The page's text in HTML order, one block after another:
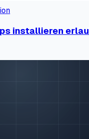
installieren